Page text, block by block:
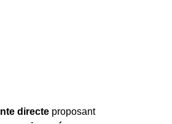
directe proposant